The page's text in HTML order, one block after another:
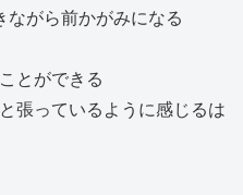
がら前かがみになる
とができる
張っているように感じるは